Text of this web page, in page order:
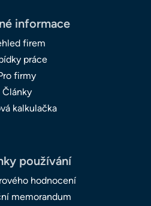
informace
firem
práce
firmy
Články
kalkulačka
používání
hodnocení
memorandum